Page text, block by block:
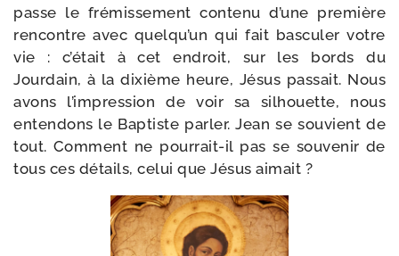
passe le fré­mis­se­ment conte­nu d’une pre­mière
ren­contre avec quelqu’un qui fait bas­cu­ler votre
vie : c’était à cet endroit, sur les bords du
Jourdain, à la dixième heure, Jésus pas­sait. Nous
avons l’impression de voir sa sil­houette, nous
enten­dons le Baptiste par­ler. Jean se sou­vient de
tout. Comment ne pourrait-​il pas se sou­ve­nir de
tous ces détails, celui que Jésus aimait ?